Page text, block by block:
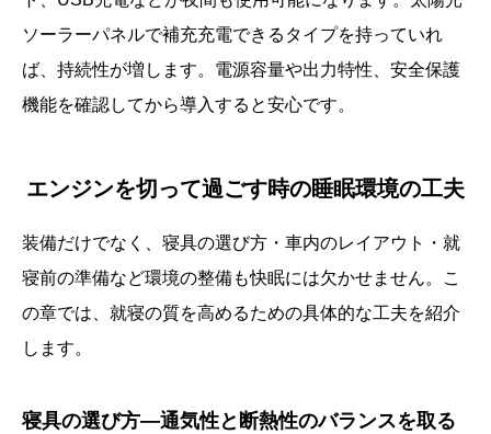
ソーラーパネルで補充充電できるタイプを持っていれ
ば、持続性が増します。電源容量や出力特性、安全保護
機能を確認してから導入すると安心です。
エンジンを切って過ごす時の睡眠環境の工夫
装備だけでなく、寝具の選び方・車内のレイアウト・就
寝前の準備など環境の整備も快眠には欠かせません。こ
の章では、就寝の質を高めるための具体的な工夫を紹介
します。
寝具の選び方—通気性と断熱性のバランスを取る